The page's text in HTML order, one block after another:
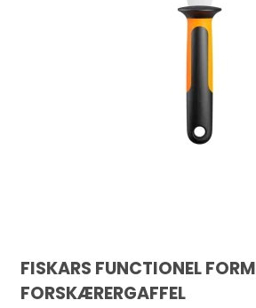
FISKARS FUNCTIONEL FORM
FORSKÆRERGAFFEL